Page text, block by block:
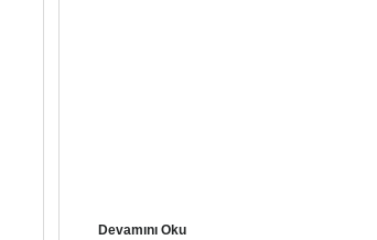
Devamını Oku